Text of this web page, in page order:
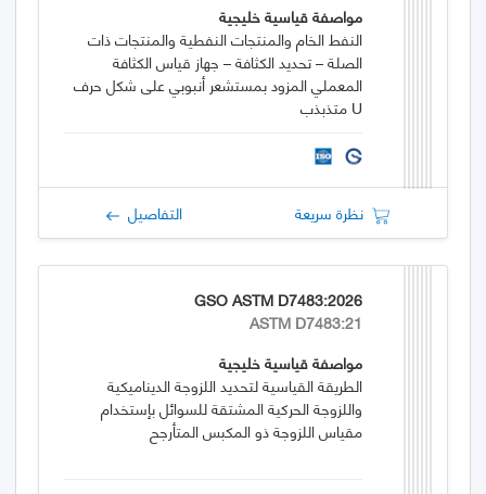
مواصفة قياسية خليجية
النفط الخام والمنتجات النفطية والمنتجات ذات
الصلة – تحديد الكثافة – جهاز قياس الكثافة
المعملي المزود بمستشعر أنبوبي على شكل حرف
U متذبذب
نظرة سريعة التفاصيل
GSO ASTM D7483:2026
ASTM D7483:21
مواصفة قياسية خليجية
الطريقة القياسية لتحديد اللزوجة الديناميكية
واللزوجة الحركية المشتقة للسوائل بإستخدام
مقياس اللزوجة ذو المكبس المتأرجح